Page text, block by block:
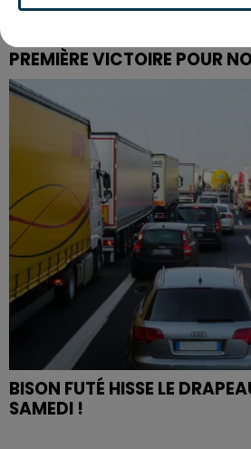
L’ASSE RÉDUIT FACE À
PREMIÈRE VICTOIRE POUR
BISON FUTÉ HISSE LE
SAMEDI !